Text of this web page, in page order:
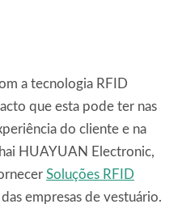
a tecnologia RFID
que esta pode ter nas
do cliente e na
HUAYUAN Electronic,
Soluções RFID
empresas de vestuário.